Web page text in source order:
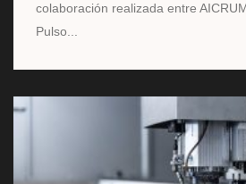
colaboración realizada entre
Pulso...